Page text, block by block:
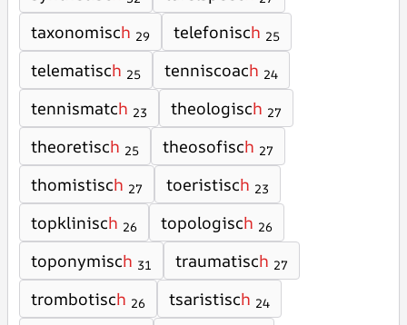
taxonomisch 29 telefonisch 25
telematisch 25 tenniscoach 24
tennismatch 23 theologisch 27
theoretisch 25 theosofisch 27
thomistisch 27 toeristisch 23
topklinisch 26 topologisch 26
toponymisch 31 traumatisch 27
trombotisch 26 tsaristisch 24